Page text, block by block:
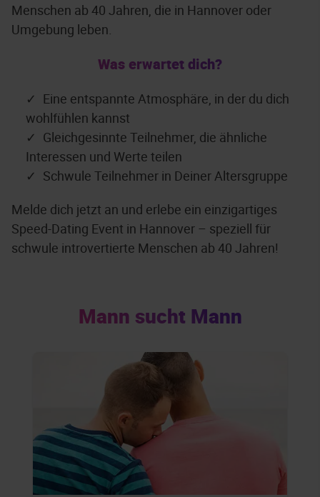
Menschen ab 40 Jahren, die in Hannover oder
Umgebung leben.
Was erwartet dich?
Eine entspannte Atmosphäre, in der du dich
wohlfühlen kannst
Gleichgesinnte Teilnehmer, die ähnliche
Interessen und Werte teilen
Schwule Teilnehmer in Deiner Altersgruppe
Melde dich jetzt an und erlebe ein einzigartiges
Speed-Dating Event in Hannover – speziell für
schwule introvertierte Menschen ab 40 Jahren!
Mann sucht Mann